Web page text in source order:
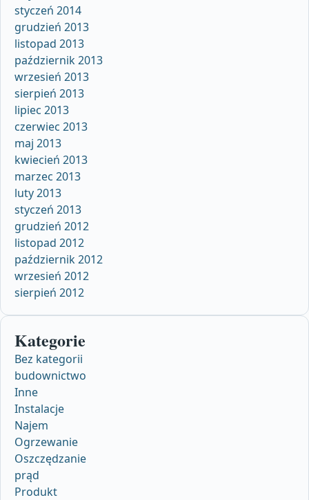
styczeń 2014
grudzień 2013
listopad 2013
październik 2013
wrzesień 2013
sierpień 2013
lipiec 2013
czerwiec 2013
maj 2013
kwiecień 2013
marzec 2013
luty 2013
styczeń 2013
grudzień 2012
listopad 2012
październik 2012
wrzesień 2012
sierpień 2012
Kategorie
Bez kategorii
budownictwo
Inne
Instalacje
Najem
Ogrzewanie
Oszczędzanie
prąd
Produkt